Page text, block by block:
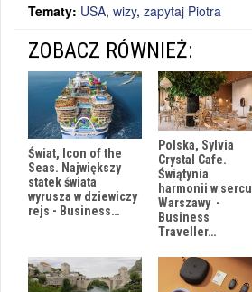
Tematy: USA, wizy, zapytaj Piotra
ZOBACZ RÓWNIEŻ:
Świat, Icon of the
Seas. Największy
statek świata
wyrusza w dziewiczy
rejs - Business…
Polska, Sylvia
Crystal Cafe.
Świątynia
harmonii w sercu
Warszawy -
Business
Traveller…